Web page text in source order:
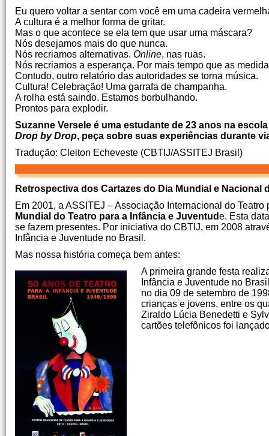
Eu quero voltar a sentar com você em uma cadeira
A cultura é a melhor forma de gritar.
Mas o que acontece se ela tem que usar uma máscara?
Nós desejamos mais do que nunca.
Nós recriamos alternativas. Online, nas ruas.
Nós recriamos a esperança. Por mais tempo que as
Contudo, outro relatório das autoridades se torna música.
Cultura! Celebração! Uma garrafa de champanha.
A rolha está saindo. Estamos borbulhando.
Prontos para explodir.
Suzanne Versele é uma estudante de 23 anos na
Drop by Drop, peça sobre suas experiências durante
Tradução: Cleiton Echeveste (CBTIJ/ASSITEJ Brasil)
Retrospectiva dos Cartazes do Dia Mundial e Nacional
Em 2001, a ASSITEJ – Associação Internacional do
Mundial do Teatro para a Infância e Juventude. Esta
se fazem presentes. Por iniciativa do CBTIJ, em 2008
Infância e Juventude no Brasil.
Mas nossa história começa bem antes:
A primeira grande festa
Infância e Juventude no
no dia 09 de setembro de
crianças e jovens, entre os
Ziraldo Lúcia Benedetti e
cartões telefônicos foi